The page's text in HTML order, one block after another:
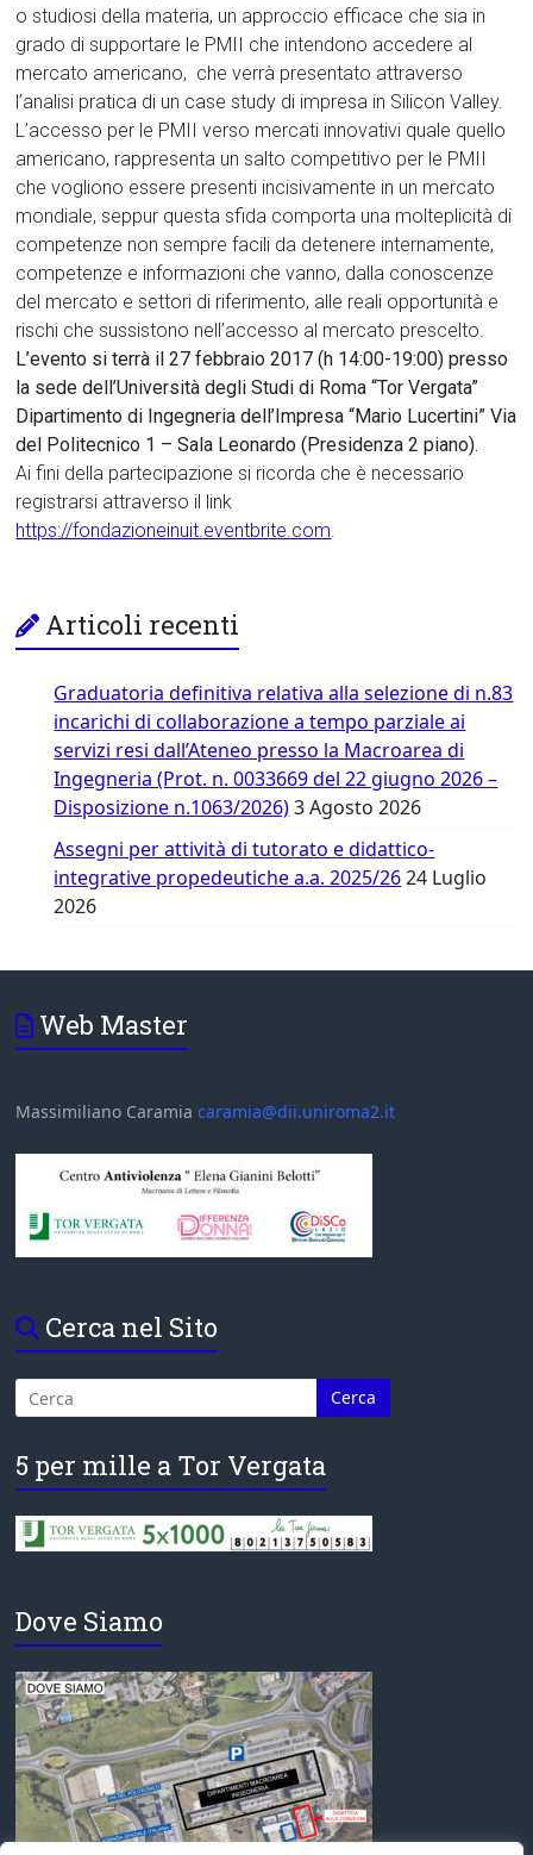
o studiosi della materia, un approccio efficace che sia in
grado di supportare le PMII che intendono accedere al
mercato americano, che verrà presentato attraverso
l’analisi pratica di un case study di impresa in Silicon Valley.
L’accesso per le PMII verso mercati innovativi quale quello
americano, rappresenta un salto competitivo per le PMII
che vogliono essere presenti incisivamente in un mercato
mondiale, seppur questa sfida comporta una molteplicità di
competenze non sempre facili da detenere internamente,
competenze e informazioni che vanno, dalla conoscenze
del mercato e settori di riferimento, alle reali opportunità e
rischi che sussistono nell’accesso al mercato prescelto.
L’evento si terrà il 27 febbraio 2017 (h 14:00-19:00) presso
la sede dell’Università degli Studi di Roma “Tor Vergata”
Dipartimento di Ingegneria dell’Impresa “Mario Lucertini” Via
del Politecnico 1 – Sala Leonardo (Presidenza 2 piano).
Ai fini della partecipazione si ricorda che è necessario
registrarsi attraverso il link
https://fondazioneinuit.eventbrite.com.
Articoli recenti
Graduatoria definitiva relativa alla selezione di n.83
incarichi di collaborazione a tempo parziale ai
servizi resi dall’Ateneo presso la Macroarea di
Ingegneria (Prot. n. 0033669 del 22 giugno 2026 –
Disposizione n.1063/2026) 3 Agosto 2026
Assegni per attività di tutorato e didattico-
integrative propedeutiche a.a. 2025/26 24 Luglio
2026
Web Master
Massimiliano Caramiacaramia@dii.uniroma2.it
Cerca nel Sito
5 per mille a Tor Vergata
Dove Siamo